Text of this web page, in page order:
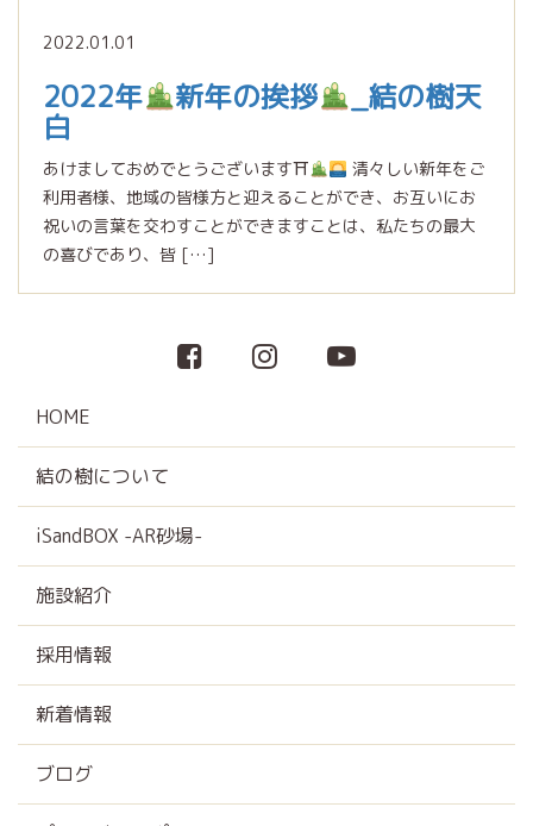
2022.01.01
2022年 新年の挨拶 _結の樹天
白
あけましておめでとうございます⛩
清々しい新年をご
利用者様、地域の皆様方と迎えることができ、お互いにお
祝いの言葉を交わすことができますことは、私たちの最大
の喜びであり、皆 […]
HOME
結の樹について
iSandBOX -AR砂場-
施設紹介
採用情報
新着情報
ブログ